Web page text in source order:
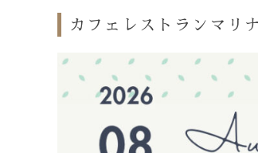
カフェレストランマリ